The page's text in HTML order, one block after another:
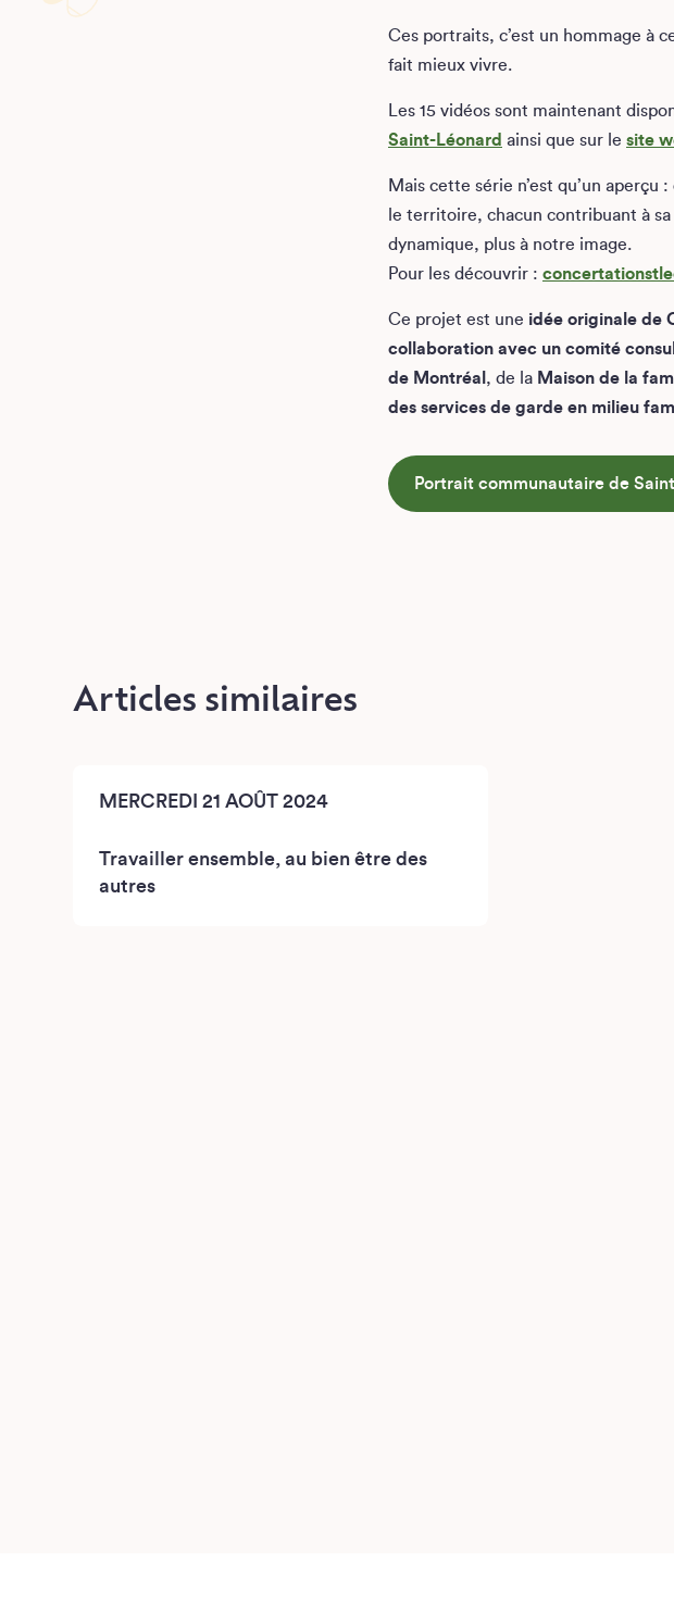
Ces portraits, c’est un hommage à
fait mieux vivre.
Les 15 vidéos sont maintenant
Saint-Léonard ainsi que sur le site
Mais cette série n’est qu’un aperçu :
le territoire, chacun contribuant à
dynamique, plus à notre image.
Pour les découvrir :
Ce projet est une idée originale de
collaboration avec un comité
de Montréal , de la Maison de la
des services de garde en milieu
Portrait communautaire de
Articles similaires
MERCREDI 21 AOÛT 2024
Travailler ensemble, au bien être des
autres